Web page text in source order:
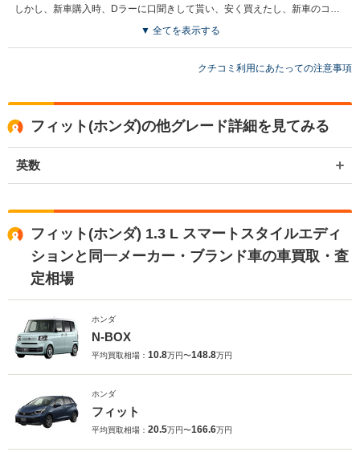
しかし、新車購入時、Dラーに口聞きして貰い、安く買えたし、新車のコー
ティングも格安でして貰えて、満足。
▼ 全てを表示する
クチコミ利用にあたっての注意事項
フィット(ホンダ)の他グレード詳細を見てみる
英数
フィット(ホンダ) 1.3 L スマートスタイルエディ
ションと同一メーカー・ブランド車の車買取・査
定相場
ホンダ
N-BOX
平均買取相場： 10.8万円〜148.8万円
ホンダ
フィット
平均買取相場： 20.5万円〜166.6万円